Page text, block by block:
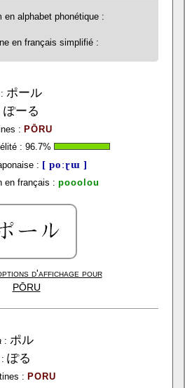
en alphabet phonétique :
en français simplifié :
ポール
ぽーる
: PŌRU
: 96.7%
: [ poːɽɯ ]
en français : pooolou
d'affichage pour
PŌRU
: ポル
: ぽる
: PORU